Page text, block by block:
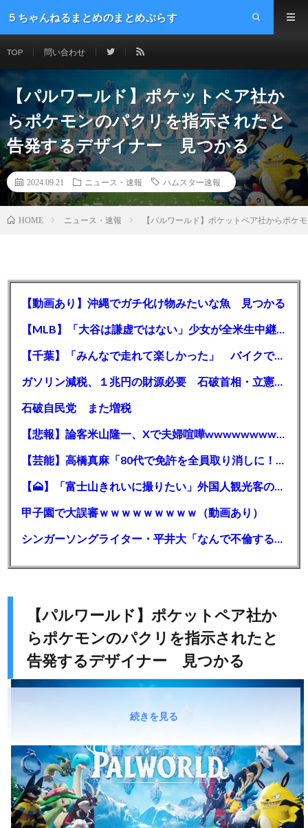
５ちゃんねるまとめのまとめぷらす
TOP 問い合わせ
【パルワールド】ポケットペア社か
らポケモンのパクリを指示されたと
告発するデザイナー 見つかる
2024.09.21 ニュース・速報 ハムスター速報
HOME ニュース・速報 【パルワールド】ポケットペア社からポ
【動画あり】沖縄でガチ化け物みたいな魚 見つかる
【MLB】「大谷は謙虚ではない」少女が全米生中継で突然の大谷翔平批判 サイン無視された過去明かす
【千葉】「みんなで走れて楽しかった」 バイクでバースデー集団暴走 男女５７人を書類送検 SNSで参加者募る
ガソリン減税、１兆円の財源必要 石破首相・立憲野田氏「財源は死に物狂いで確保しなければならない」「本当に死に物狂いで」
石破自民党 また増税
【悲報】論客米山隆一、Xで夫婦喧嘩wwwwwwwwwwww
【芸能】高橋真麻「80代で免許を全員取り消しに！」 高齢ドライバーの事故問題で、高齢者の運転免許取り消し法を提案
【🗻】「富士山きれいに撮りたい」外国人観光客のレンタカー事故が急増…「ハンドルが逆で慣れず」、道の狭さも
甲子園で大誤審ｗｗｗｗｗｗｗｗｗ（動画あり）
シンガーソングライター・平井大「なんで不倫するか知ってる？妥協で結婚するからさ。」←浅すぎると大炎上
【パルワールド】ポケットペア社か
らポケモンのパクリを指示されたと
告発するデザイナー 見つかる
続きを見る